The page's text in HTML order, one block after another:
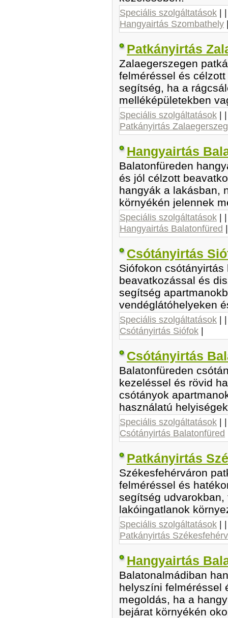
Speciális szolgáltatások |
Hangyairtás Szombathely
Patkányirtás
Zalaegerszegen
felméréssel és
segítség, ha a
melléképületekben
Speciális szolgáltatások |
Patkányirtás Zalaegerszeg
Hangyairtás
Balatonfüreden
és jól célzott
hangyák a lakásban,
környékén jelennek
Speciális szolgáltatások |
Hangyairtás Balatonfüred |
Csótányirtás
Siófokon
beavatkozással és
segítség
vendéglátóhelyeken
Speciális szolgáltatások |
Csótányirtás Siófok |
Csótányirtás
Balatonfüreden
kezeléssel és rövid
csótányok
használatú
Speciális szolgáltatások |
Csótányirtás Balatonfüred
Patkányirtás
Székesfehérváron
felméréssel és
segítség
lakóingatlanok
Speciális szolgáltatások |
Patkányirtás
Hangyairtás
Balatonalmádiban
helyszíni felméréssel
megoldás, ha a
bejárat környékén